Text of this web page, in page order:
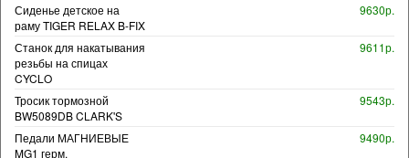
Сиденье детское на
раму TIGER RELAX B-FIX
9630р.
Станок для накатывания
резьбы на спицах
CYCLO
9611р.
Тросик тормозной
BW5089DB CLARK'S
9543р.
Педали МАГНИЕВЫЕ
MG1 герм.
9490р.